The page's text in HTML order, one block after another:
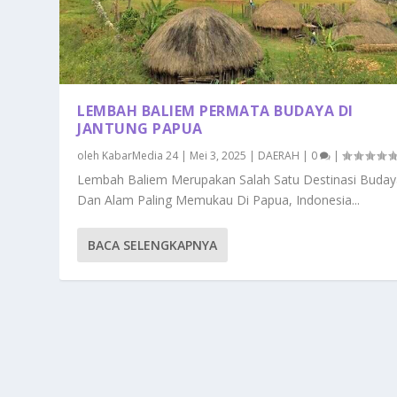
LEMBAH BALIEM PERMATA BUDAYA DI
JANTUNG PAPUA
oleh KabarMedia 24| Mei 3, 2025 | DAERAH | 0 |
Lembah Baliem Merupakan Salah Satu Destinasi
Dan Alam Paling Memukau Di Papua, Indonesia...
BACA SELENGKAPNYA